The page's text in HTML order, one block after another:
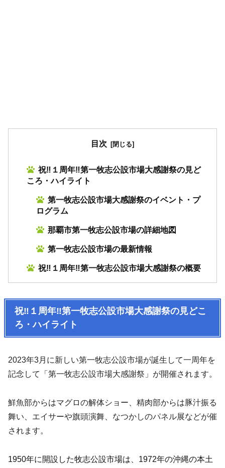
目次
祝‼１周年‼第一牧志公設市場大感謝祭の見ど
ころ・ハイライト
第一牧志公設市場大感謝祭のイベント・プ
ログラム
那覇市第一牧志公設市場の詳細地図
第一牧志公設市場の最新情報
祝‼１周年‼第一牧志公設市場大感謝祭の概要
祝‼１周年‼第一牧志公設市場大感謝祭の見どこ
ろ・ハイライト
2023年3月に新しい第一牧志公設市場が誕生して一周年を
記念して「第一牧志公設市場大感謝祭」が開催されます。
鮮魚部からはマグロの解体ショー、精肉部からは豚汁振る
舞い、エイサーや旗頭演舞、なつかしのパネル展などが催
されます。
1950年に開設した牧志公設市場は、1972年の沖縄の本土